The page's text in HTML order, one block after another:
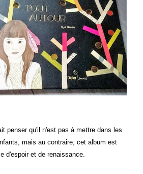
penser qu'il n'est pas à mettre dans les
mais au contraire, cet album est
d'espoir et de renaissance.